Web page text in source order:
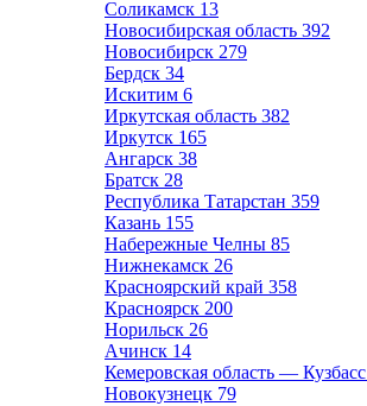
Соликамск 13
Новосибирская область 392
Новосибирск 279
Бердск 34
Искитим 6
Иркутская область 382
Иркутск 165
Ангарск 38
Братск 28
Республика Татарстан 359
Казань 155
Набережные Челны 85
Нижнекамск 26
Красноярский край 358
Красноярск 200
Норильск 26
Ачинск 14
Кемеровская область — Кузбасс
Новокузнецк 79